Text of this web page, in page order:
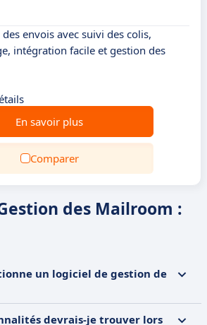
envois avec suivi des colis,
intégration facile et gestion des
En savoir plus
Comparer
des Mailroom :
un logiciel de gestion de
devrais-je trouver lors